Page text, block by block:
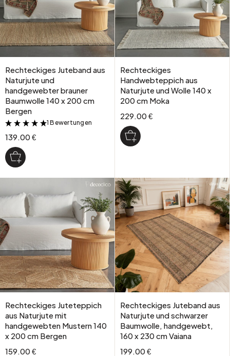
Rechteckiges Juteband aus
Naturjute und
handgewebter brauner
Baumwolle 140 x 200 cm
Bergen
&
1 Bewertungen
139.00 €
Rechteckiges
Handwebteppich aus
Naturjute und Wolle 140 x
200 cm Moka
229.00 €
Rechteckiges Juteteppich
aus Naturjute mit
handgewebten Mustern 140
x 200 cm Bergen
159.00 €
Rechteckiges Juteband aus
Naturjute und schwarzer
Baumwolle, handgewebt,
160 x 230 cm Vaiana
199.00 €